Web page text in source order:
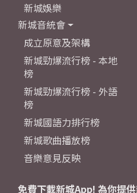
新城娛樂
新城音統會
成立原意及架構
新城勁爆流行榜 - 本地
榜
新城勁爆流行榜 - 外語
榜
新城國語力排行榜
新城歌曲播放榜
音樂意見反映
免費下載新城App! 為你提